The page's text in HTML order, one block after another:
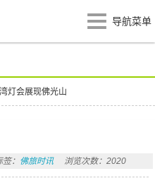
导航菜单
灯会展现佛光山
签： 佛旅时讯 浏览次数：2020